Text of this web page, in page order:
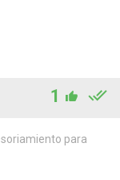
1
para